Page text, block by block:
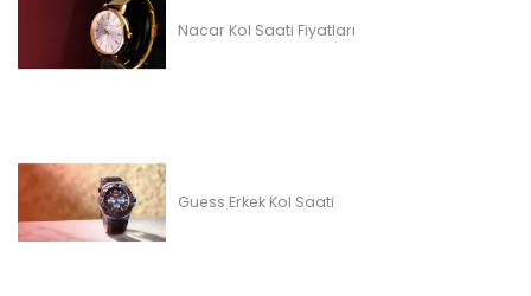
Nacar Kol Saati Fiyatları
Guess Erkek Kol Saati